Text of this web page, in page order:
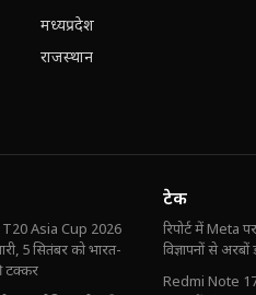
मध्यप्रदेश
राजस्थान
Asia Cup 2026
5 सितंबर को भारत-
टक्कर
टेक
रिपोर्ट में Meta
विज्ञापनों से
Redmi Note